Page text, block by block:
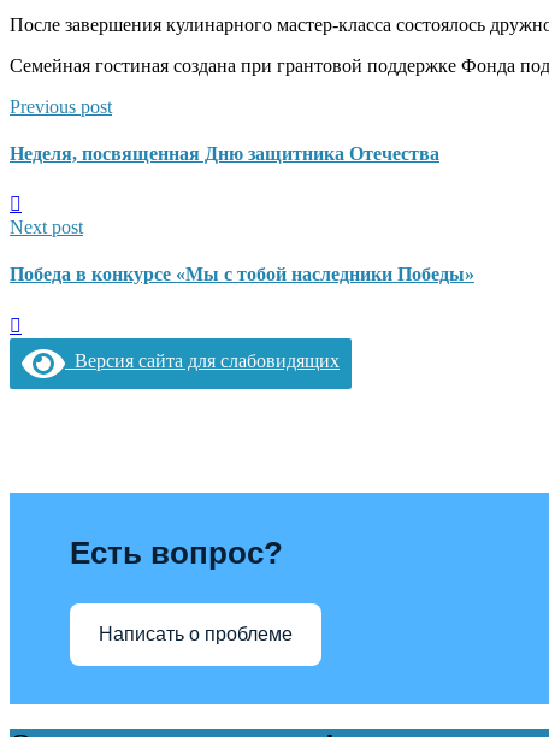
После завершения кулинарного мастер-класса состоялось
Семейная гостиная создана при грантовой поддержке Фонда
Previous post
Неделя, посвященная Дню защитника Отечества
Next post
Победа в конкурсе «Мы с тобой наследники Победы»
Версия сайта для слабовидящих
Есть вопрос?
Написать о проблеме